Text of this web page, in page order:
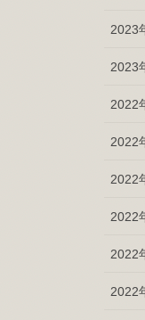
2023
2023
2022
2022
2022
2022
2022
2022